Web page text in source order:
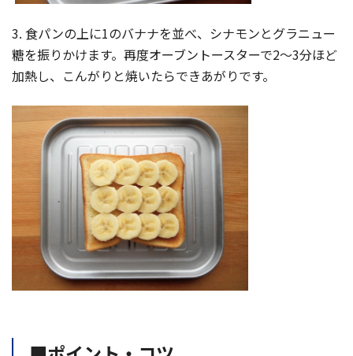
3. 食パンの上に1のバナナを並べ、シナモンとグラニュー
糖を振りかけます。再度オーブントースターで2～3分ほど
加熱し、こんがりと焼いたらできあがりです。